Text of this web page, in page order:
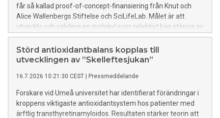
får så kallad proof-of-concept-finansiering från Knut och
Alice Wallenbergs Stiftelse och SciLifeLab. Målet är att
utveckla och validera en molekyl som selektivt kan stänga av
gener från Epstein–Barr-virus i cancerceller, vilket på sikt kan
bana väg för nya behandlingar av EBV-driven hjärnlymfom.
Störd antioxidantbalans kopplas till
utvecklingen av ”Skelleftesjukan”
16.7.2026 10:21:30 CEST | Pressmeddelande
Forskare vid Umeå universitet har identifierat förändringar i
kroppens viktigaste antioxidantsystem hos patienter med
ärftlig transthyretinamyloidos. Resultaten stärker teorin att